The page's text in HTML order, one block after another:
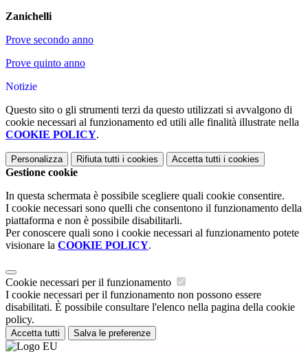
Zanichelli
Prove secondo anno
Prove quinto anno
Notizie
Questo sito o gli strumenti terzi da questo utilizzati si avvalgono di
cookie necessari al funzionamento ed utili alle finalità illustrate nella
COOKIE POLICY.
Personalizza Rifiuta tutti i cookies Accetta tutti i cookies
Gestione cookie
In questa schermata è possibile scegliere quali cookie consentire.
I cookie necessari sono quelli che consentono il funzionamento della
piattaforma e non è possibile disabilitarli.
Per conoscere quali sono i cookie necessari al funzionamento potete
visionare la COOKIE POLICY.
Cookie necessari per il funzionamento
I cookie necessari per il funzionamento non possono essere
disabilitati. È possibile consultare l'elenco nella pagina della cookie
policy.
Accetta tutti Salva le preferenze